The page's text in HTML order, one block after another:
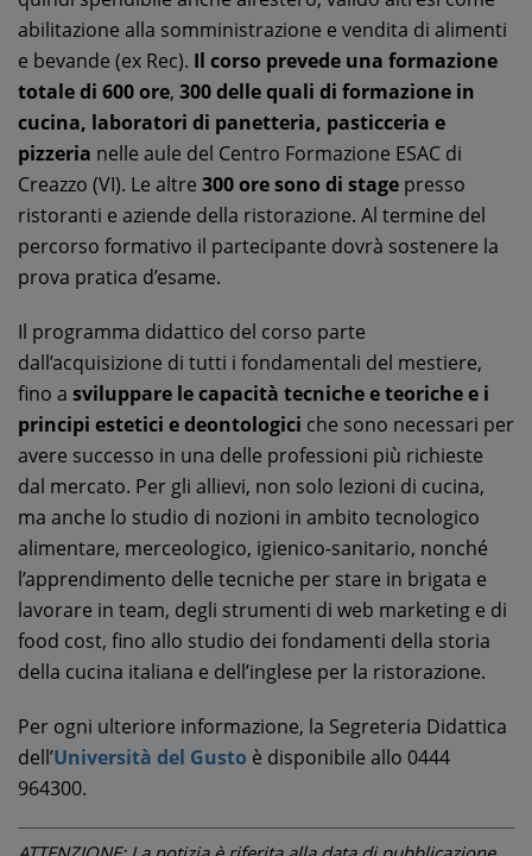
abilitazione alla somministrazione e vendita di alimenti
e bevande (ex Rec). Il corso prevede una formazione
totale di 600 ore, 300 delle quali di formazione in
cucina, laboratori di panetteria, pasticceria e
pizzeria nelle aule del Centro Formazione ESAC di
Creazzo (VI). Le altre 300 ore sono di stage presso
ristoranti e aziende della ristorazione. Al termine del
percorso formativo il partecipante dovrà sostenere la
prova pratica d’esame.
Il programma didattico del corso parte
dall’acquisizione di tutti i fondamentali del mestiere,
fino a sviluppare le capacità tecniche e teoriche e i
principi estetici e deontologici che sono necessari per
avere successo in una delle professioni più richieste
dal mercato. Per gli allievi, non solo lezioni di cucina,
ma anche lo studio di nozioni in ambito tecnologico
alimentare, merceologico, igienico-sanitario, nonché
l’apprendimento delle tecniche per stare in brigata e
lavorare in team, degli strumenti di web marketing e di
food cost, fino allo studio dei fondamenti della storia
della cucina italiana e dell’inglese per la ristorazione.
Per ogni ulteriore informazione, la Segreteria Didattica
dell’Università del Gusto è disponibile allo 0444
964300.